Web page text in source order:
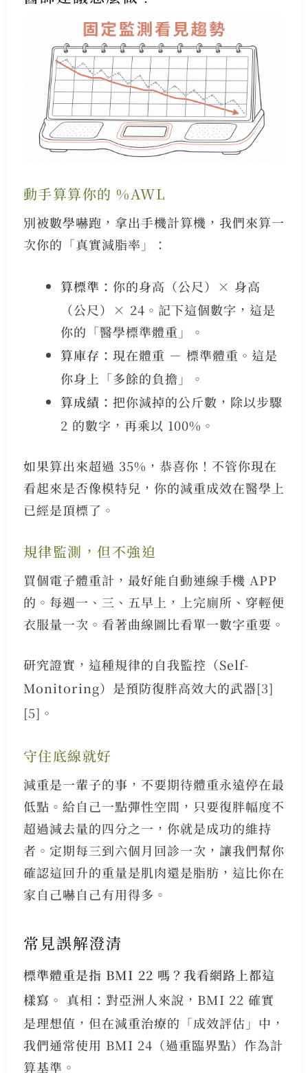
動手算算你的 %AWL
別被數學嚇跑，拿出手機計算機，我們來算一
次你的「真實減脂率」：
算標準： 你的身高（公尺）× 身高
（公尺）× 24。記下這個數字，這是
你的「醫學標準體重」。
算庫存： 現在體重 － 標準體重。這是
你身上「多餘的負擔」。
算成績： 把你減掉的公斤數，除以步驟
2 的數字，再乘以 100%。
如果算出來超過 35%，恭喜你！不管你現在
看起來是否像模特兒，你的減重成效在醫學上
已經是頂標了。
規律監測，但不強迫
買個電子體重計，最好能自動連線手機 APP
的。每週一、三、五早上，上完廁所、穿輕便
衣服量一次。看著曲線圖比看單一數字重要。
研究證實，這種規律的自我監控（Self-
Monitoring）是預防復胖高效大的武器[3]
[5] 。
守住底線就好
減重是一輩子的事，不要期待體重永遠停在最
低點。給自己一點彈性空間，只要復胖幅度不
超過減去量的四分之一，你就是成功的維持
者。定期每三到六個月回診一次，讓我們幫你
確認這回升的重量是肌肉還是脂肪，這比你在
家自己嚇自己有用得多。
常見誤解澄清
標準體重是指 BMI 22 嗎？我看網路上都這
樣寫。 真相：對亞洲人來說，BMI 22 確實
是理想值，但在減重治療的「成效評估」中，
我們通常使用 BMI 24（過重臨界點）作為計
算基準。